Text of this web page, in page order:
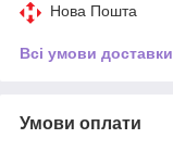
Нова Пошта
Всі умови доставки
Умови оплати